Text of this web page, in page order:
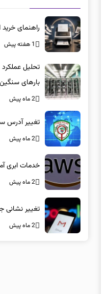
راهنمای خرید
1 هفته پیش
بارهای سنگین
2 ماه پیش
تغییر آدرس
2 ماه پیش
خدمات ابری
2 ماه پیش
تغییر نشانی
2 ماه پیش